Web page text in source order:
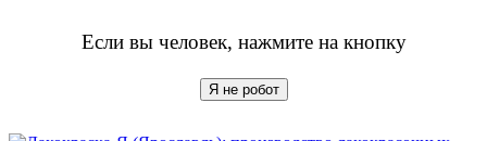
Если вы человек, нажмите на кнопку
Я не робот